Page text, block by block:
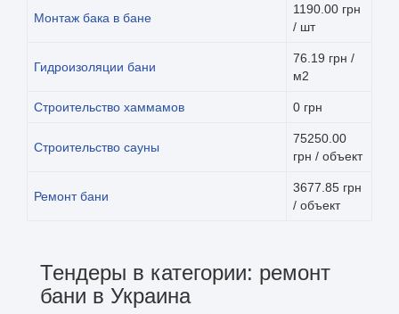
Монтаж бака в бане
1190.00 грн
/ шт
Гидроизоляции бани
76.19 грн /
м2
Строительство хаммамов 0 грн
Строительство сауны
75250.00
грн / объект
Ремонт бани
3677.85 грн
/ объект
Тендеры в категории: ремонт
бани в Украина